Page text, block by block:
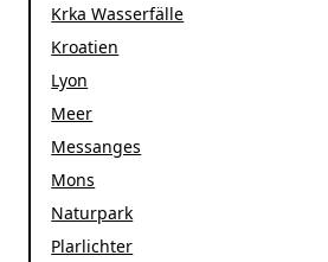
Krka Wasserfälle
Kroatien
Lyon
Meer
Messanges
Mons
Naturpark
Plarlichter